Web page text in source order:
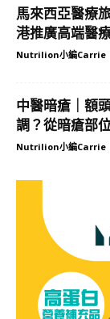
馬來西亞醫療
港推廣高端醫
Nutrilion小編Carrie
中醫暗瘡｜額
調？從暗瘡部
Nutrilion小編Carrie